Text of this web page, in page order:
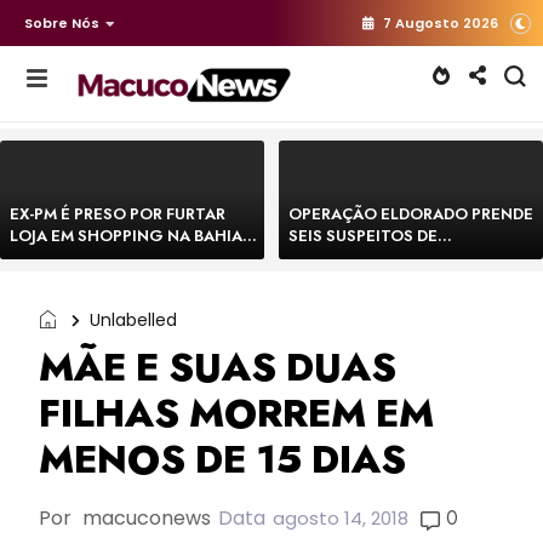
Sobre Nós 7 Augosto 2026
EX-PM É PRESO POR FURTAR
LOJA EM SHOPPING NA BAHIA E
ESCAPA CORRENDO DE
OPERAÇÃO ELDORADO PRENDE
SEIS SUSPEITOS DE
MOVIMENTAR R$ 25 MILHÕES
Unlabelled
MÃE E SUAS DUAS
FILHAS MORREM EM
MENOS DE 15 DIAS
Por macuconews Data agosto 14, 2018 0